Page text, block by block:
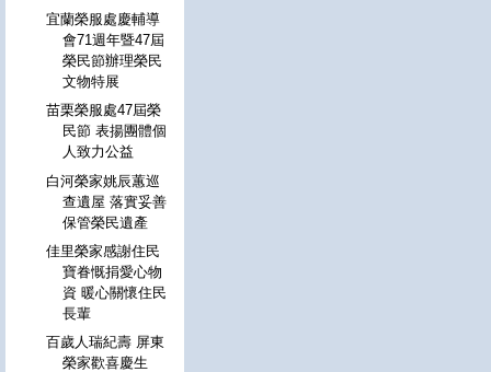
宜蘭榮服處慶輔導
會71週年暨47屆
榮民節辦理榮民
文物特展
苗栗榮服處47屆榮
民節 表揚團體個
人致力公益
白河榮家姚辰蕙巡
查遺屋 落實妥善
保管榮民遺產
佳里榮家感謝住民
寶眷慨捐愛心物
資 暖心關懷住民
長輩
百歲人瑞紀壽 屏東
榮家歡喜慶生